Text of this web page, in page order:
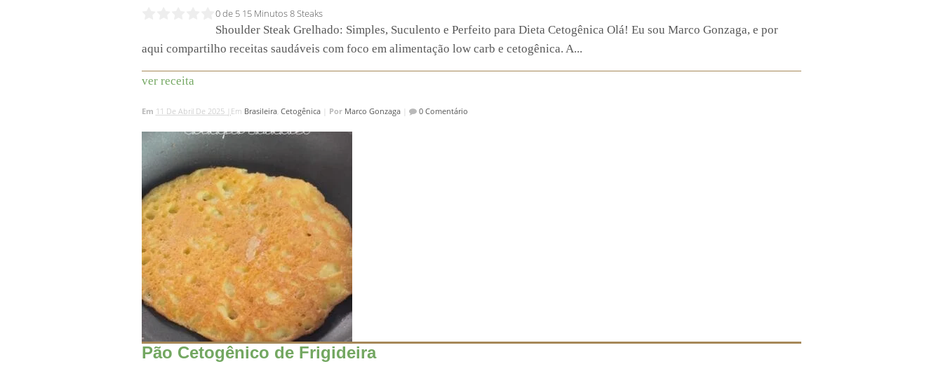
0 de 5 15 Minutos8 Steaks
Shoulder Steak Grelhado: Simples, Suculento e Perfeito para Dieta Cetogênica Olá! Eu sou Marco Gonzaga, e por
aqui compartilho receitas saudáveis com foco em alimentação low carb e cetogênica. A...
ver receita
Em 11 De Abril De 2025 | Em Brasileira Cetogênica Por Marco Gonzaga 0 Comentário
Pão Cetogênico de Frigideira